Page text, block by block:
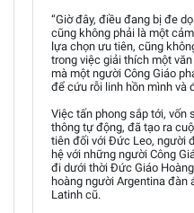
“Giờ đây, điều đang bị đe
cũng không phải là một
lựa chọn ưu tiên, cũng
trong việc giải thích một
mà một người Công Giáo
để cứu rỗi linh hồn mình và
Việc tấn phong sắp tới, vốn
thông tự động, đã tạo ra
tiên đối với Đức Leo, người
hệ với những người Công
đi dưới thời Đức Giáo
hoàng người Argentina đàn
Latinh cũ.